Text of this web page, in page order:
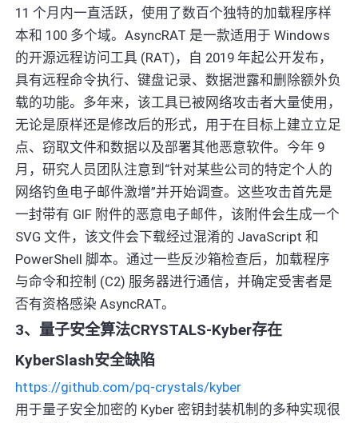
11 个月内一直活跃，使用了数百个独特的加载程序样
本和 100 多个域。AsyncRAT 是一款适用于 Windows
的开源远程访问工具 (RAT)，自 2019 年起公开发布，
具有远程命令执行、键盘记录、数据泄露和删除额外负
载的功能。多年来，该工具已被网络攻击者大量使用，
无论是原样还是修改后的形式，用于在目标上建立立足
点、窃取文件和数据以及部署其他恶意软件。今年 9
月，研究人员团队注意到“针对某些公司的特定个人的
网络钓鱼电子邮件激增”并开始调查。这些攻击首先是
一封带有 GIF 附件的恶意电子邮件，该附件会生成一个
SVG 文件，该文件会下载经过混淆的 JavaScript 和
PowerShell 脚本。通过一些反沙箱检查后，加载程序
与命令和控制 (C2) 服务器进行通信，并确定受害者是
否有资格感染 AsyncRAT。
3、量子安全算法CRYSTALS-Kyber存在
KyberSlash安全缺陷
https://github.com/pq-crystals/kyber
用于量子安全加密的 Kyber 密钥封装机制的多种实现很